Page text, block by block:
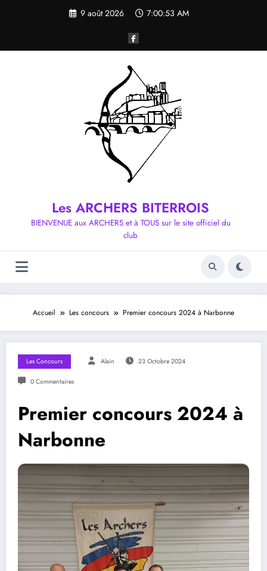
9 août 2026 7:00:54 AM
Les ARCHERS BITERROIS
BIENVENUE aux ARCHERS et à TOUS sur le site officiel du
club
Accueil Les concours Premier concours 2024 à Narbonne
Les Concours Alain 23 Octobre 2024
0 Commentaires
Premier concours 2024 à
Narbonne